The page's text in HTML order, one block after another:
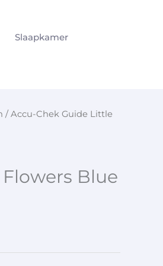
Slaapkamer
/ Accu-Chek Guide Little
Blue